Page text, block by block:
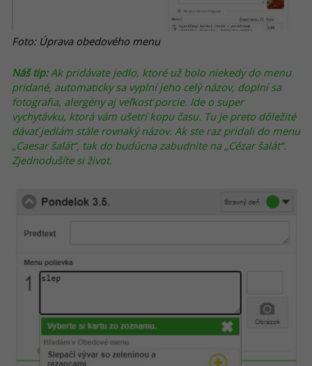
Foto: Úprava obedového menu
Náš tip:Ak pridávate jedlo, ktoré už bolo niekedy do menu
pridané, automaticky sa vyplní jeho celý názov, doplní sa
fotografia, alergény aj veľkosť porcie. Ide o super
vychytávku, ktorá vám ušetrí kopu času. Tu je preto dôležité
dávať jedlám stále rovnaký názov. Ak ste raz pridali do menu
„Caesar šalát“, tak do budúcna zabudnite na „Cézar šalát“.
Zjednodušíte si život.